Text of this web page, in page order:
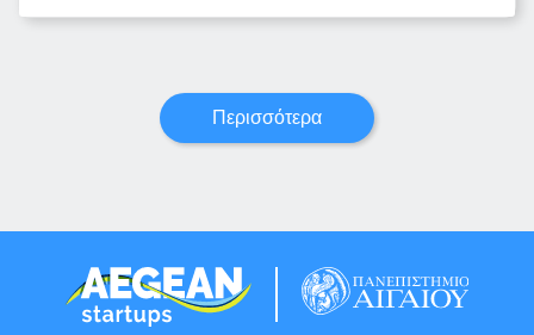
Περισσότερα